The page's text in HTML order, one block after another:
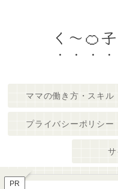
く～🍊
ママの働き方・スキル
プライバシーポリシー
PR